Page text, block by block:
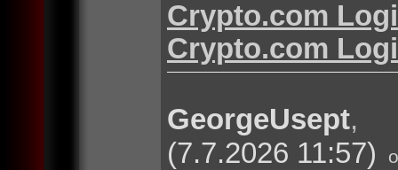
Crypto.com
Crypto.com
GeorgeUsept
(7.7.2026 11:57)